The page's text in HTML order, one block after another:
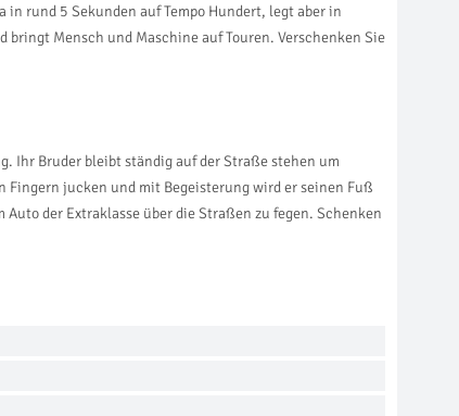
rund 5 Sekunden auf Tempo Hundert, legt aber in
Mensch und Maschine auf Touren. Verschenken Sie
Ihr Bruder bleibt ständig auf der Straße stehen um
Fingern jucken und mit Begeisterung wird er seinen Fuß
der Extraklasse über die Straßen zu fegen. Schenken